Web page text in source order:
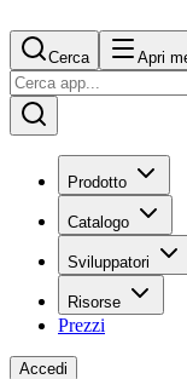
Cerca Apri
Prodotto
Catalogo
Sviluppatori
Risorse
Prezzi
Accedi